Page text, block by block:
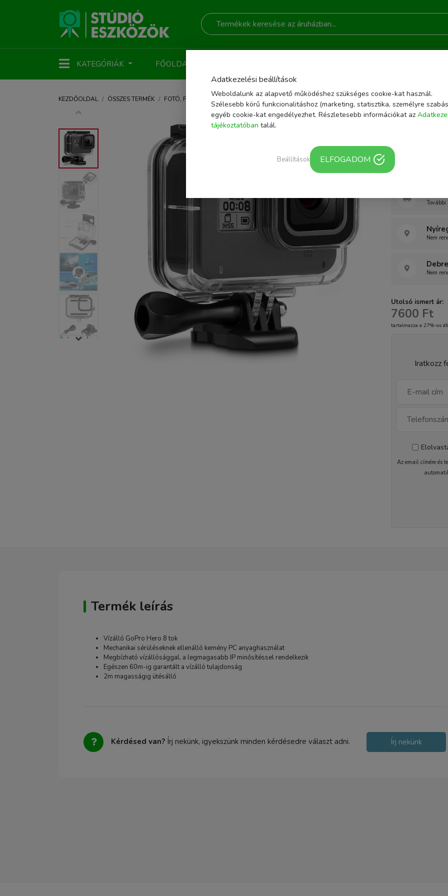
KATEGÓRIÁK FŐOLDAL
KEZDŐOLDAL ÖSSZES TERMÉK FOTÓ, FÉNYKÉPEZŐ KIEGÉSZÍTŐK AKCIÓKAMERA KIEGÉSZÍTŐK GOPRO HERO 8 TECH-
| EAN/Vonalkód:
Gopro
Tok
További
Nem
Nem
Utolsó ismert ár:
7600 Ft
tartalmazza a 27%-os
Iratkozz
Az email címére és
Termék leírás
Vízálló GoPro Hero 8 tok
Mechanikai sérüléseknek ellenálló kemény PC anyaghasználat
Megbízható vízállósággal, a legmagasabb IP minősítéssel rendelkezik
Egészen 60m-ig garantált a vízálló tulajdonság
2m magasságig ütésálló
Kérdésed van? Írj nekünk, igyekszünk minden kérdésedre választ adni. Írj nekünk
Adatkezelési beállítások
Weboldalunk az alapvető működéshez szükséges cookie-kat használ.
Szélesebb körű funkcionalitáshoz (marketing, statisztika, személyre
egyéb cookie-kat engedélyezhet. Részletesebb információkat az
tájékoztatóban talál.
Beállítások ELFOGADOM